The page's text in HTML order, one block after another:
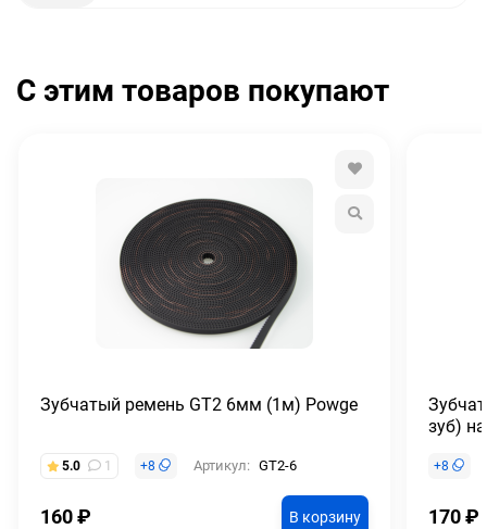
С этим товаров покупают
Зубчатый ремень GT2 6мм (1м) Powge
5.0 1 +8 Артикул: GT2-6
160₽ В корзину
зуб)
+8
170₽